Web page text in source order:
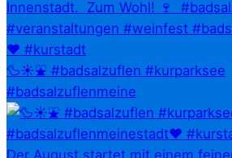
🦆☀️⛲ #badsalzuflen #kurparksee
#badsalzuflenmeine
Der August startet mit einem